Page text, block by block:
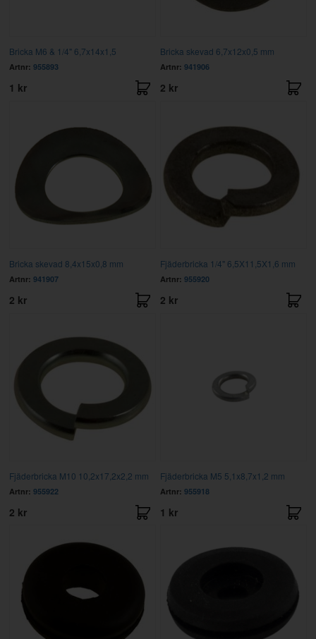
Bricka M6 & 1/4" 6,7x14x1,5
Artnr: 955893
1 kr
Bricka skevad 6,7x12x0,5 mm
Artnr: 941906
2 kr
Bricka skevad 8,4x15x0,8 mm
Artnr: 941907
2 kr
Fjäderbricka 1/4" 6,5X11,5X1,6 mm
Artnr: 955920
2 kr
Fjäderbricka M10 10,2x17,2x2,2 mm
Artnr: 955922
2 kr
Fjäderbricka M5 5,1x8,7x1,2 mm
Artnr: 955918
1 kr